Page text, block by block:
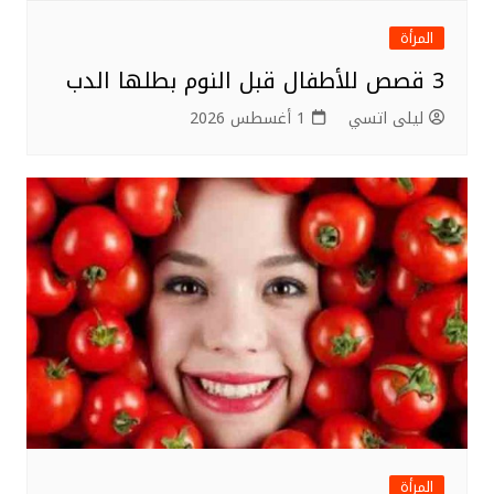
المرأة
3 قصص للأطفال قبل النوم بطلها الدب
ليلى اتسي 1 أغسطس 2026
المرأة